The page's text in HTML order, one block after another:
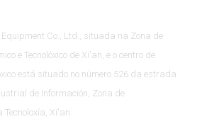
Co., Ltd., situada na Zona de
e Tecnolóxico de Xi'an, e o centro de
está situado no número 526 da estrada
de Información, Zona de
Tecnoloxía, Xi'an.